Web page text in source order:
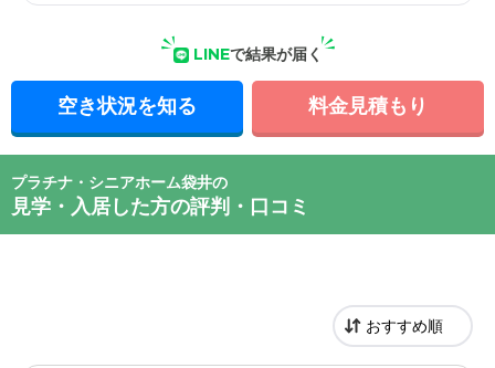
LINEで結果が届く
空き状況を知る 料金見積もり
プラチナ・シニアホーム袋井の
見学・入居した方の評判・口コミ